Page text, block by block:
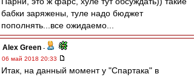
бабки заряжены, туле надо бюджет
пополнять...все ожидаемо...
Alex Green -
06 май 2018 20:33
Итак, на данный момент у "Спартака" в